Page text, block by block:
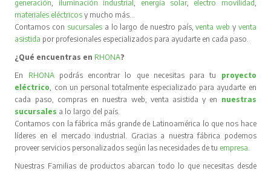
generación
iluminación industrial energía solar, electro movilidad
materiales eléctricos y mucho más…
Contamos con sucursales a lo largo de nuestro país,venta web y venta
asistida por profesionales especializados para ayudarte en cada paso.
¿Qué encuentras en RHONA?
En RHONA podrás encontrar lo que necesitas para tu proyecto
eléctrico , con un personal totalmente especializado para ayudarte en
cada paso, compras en nuestra web, venta asistida y en nuestras
sucursales a lo largo del país.
Contamos con la fábrica más grande de Latinoamérica lo que nos hace
líderes en el mercado industrial. Gracias a nuestra fábrica podemos
proveer servicios personalizados según las necesidades de tu empresa
Nuestras Familias de productos abarcan todo lo que necesitas desde